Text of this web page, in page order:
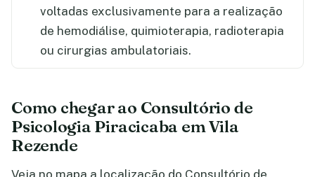
voltadas exclusivamente para a realização
de hemodiálise, quimioterapia, radioterapia
ou cirurgias ambulatoriais.
Como chegar ao Consultório de
Psicologia Piracicaba em Vila
Rezende
Veja no mapa a localização do Consultório de